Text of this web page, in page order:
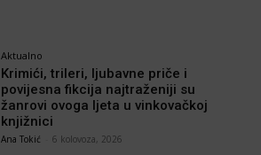
Aktualno
Krimići, trileri, ljubavne priče i
povijesna fikcija najtraženiji su
žanrovi ovoga ljeta u vinkovačkoj
knjižnici
Ana Tokić 6 kolovoza, 2026